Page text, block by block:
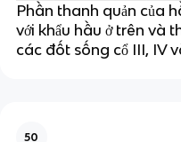
Phần thanh quản của
với khẩu hầu ở trên và
các đốt sống cổ III, IV
50